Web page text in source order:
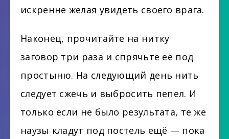
искренне желая увидеть своего врага.
Наконец, прочитайте на нитку
заговор три раза и спрячьте её под
простыню. На следующий день нить
следует сжечь и выбросить пепел. И
только если не было результата, те же
наузы кладут под постель ещё — пока